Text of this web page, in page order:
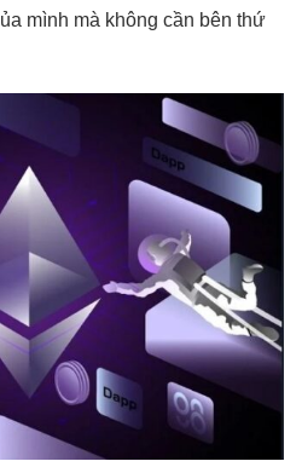
mình mà không cần bên thứ